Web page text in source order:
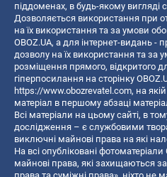
піддоменах, в будь-якому вигляді
Дозволяється використання при
на їх використання та за умови
OBOZ.UA, а для інтернет-видань -
дозволу на їх використання та за
розміщення прямого, відкритого
гіперпосилання на сторінку
https://www.obozrevatel.com, на
матеріал в першому абзаці
Всі матеріали на цьому сайті, в
дослідження – є службовими
виключні майнові права на які
На всі опубліковані
майнові права, які захищаються